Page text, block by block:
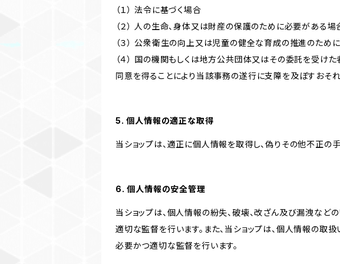
（１） 法令に基づく場合
（２） 人の生命、身体又は財産の保護のために必要がある
（３） 公衆衛生の向上又は児童の健全な育成の推進のため
（４） 国の機関もしくは地方公共団体又はその委託を受け
同意を得ることにより当該事務の遂行に支障を及ぼすおそ
5. 個人情報の適正な取得
当ショップは、適正に個人情報を取得し、偽りその他不正の
6. 個人情報の安全管理
当ショップは、個人情報の紛失、破壊、改ざん及び漏洩など
適切な監督を行います。また、当ショップは、個人情報の
必要かつ適切な監督を行います。